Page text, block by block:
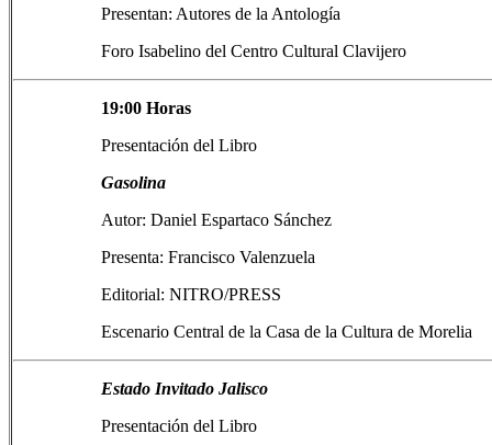
Presentan: Autores de la Antología
Foro Isabelino del Centro Cultural Clavijero
19:00 Horas
Presentación del Libro
Gasolina
Autor: Daniel Espartaco Sánchez
Presenta: Francisco Valenzuela
Editorial: NITRO/PRESS
Escenario Central de la Casa de la Cultura de Morelia
Estado Invitado Jalisco
Presentación del Libro